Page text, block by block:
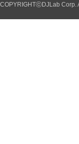
COPYRIGHTⓒDJLab Corp.